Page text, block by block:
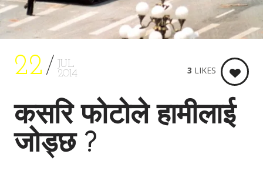
22
JUL
2014
कसरि फोटोले हामीलाई
जोड्छ ?
3 LIKES